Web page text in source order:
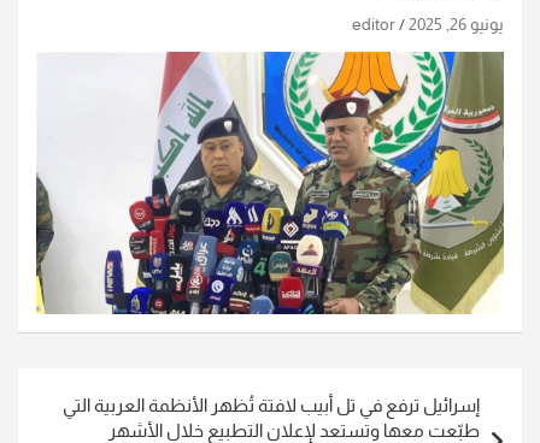
يونيو 26, 2025 editor
المقالات
إسرائيل ترفع في تل أبيب لافتة تُظهر الأنظمة العربية التي
طبّعت معها وتستعد لإعلان التطبيع خلال الأشهر